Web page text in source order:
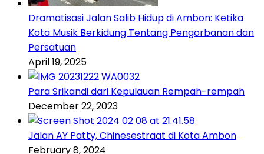
Dramatisasi Jalan Salib Hidup di Ambon: Ketika
Kota Musik Berkidung Tentang Pengorbanan dan
Persatuan
April 19, 2025
Para Srikandi dari Kepulauan Rempah-rempah
December 22, 2023
Jalan AY Patty, Chinesestraat di Kota Ambon
February 8, 2024